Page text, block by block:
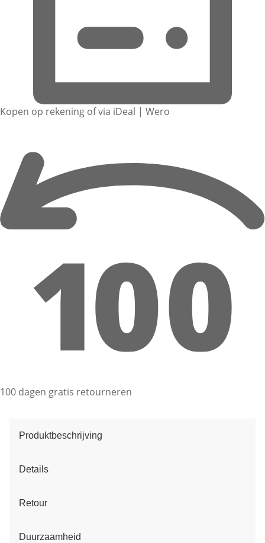
Kopen op rekening of via iDeal | Wero
100 dagen gratis retourneren
Produktbeschrijving
Details
Retour
Duurzaamheid